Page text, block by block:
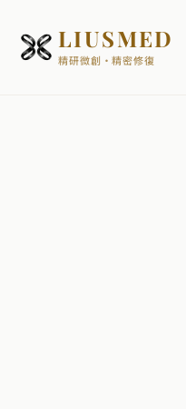
LIUSMED
精研微創・精密修復